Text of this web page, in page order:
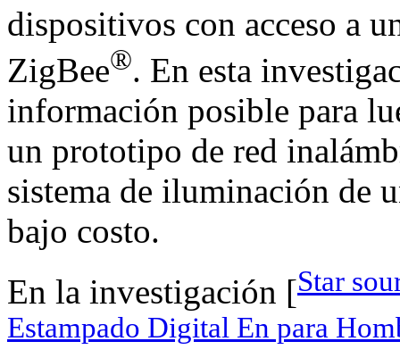
dispositivos con acceso a
ZigBee®. En esta
información posible para
un prototipo de red
sistema de iluminación de
bajo costo.
En la investigación [Star
Estampado Digital En para